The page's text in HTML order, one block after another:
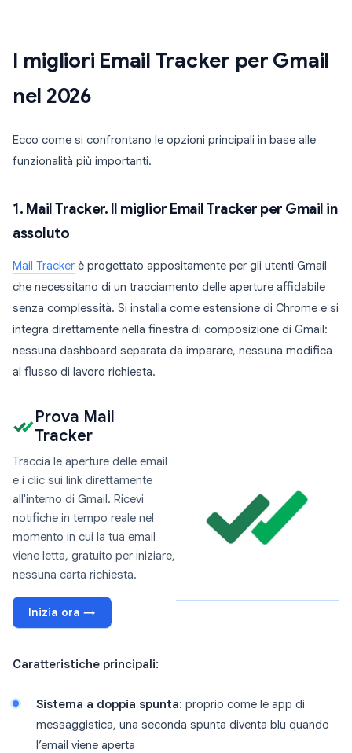
I migliori Email Tracker per Gmail
nel 2026
Ecco come si confrontano le opzioni principali in base alle
funzionalità più importanti.
1. Mail Tracker. Il miglior Email Tracker per Gmail in
assoluto
Mail Tracker è progettato appositamente per gli utenti Gmail
che necessitano di un tracciamento delle aperture affidabile
senza complessità. Si installa come estensione di Chrome e si
integra direttamente nella finestra di composizione di Gmail:
nessuna dashboard separata da imparare, nessuna modifica
al flusso di lavoro richiesta.
Prova Mail
Tracker
Traccia le aperture delle email
e i clic sui link direttamente
all'interno di Gmail. Ricevi
notifiche in tempo reale nel
momento in cui la tua email
viene letta, gratuito per iniziare,
nessuna carta richiesta.
Inizia ora →
Caratteristiche principali:
Sistema a doppia spunta: proprio come le app di
messaggistica, una seconda spunta diventa blu quando
l’email viene aperta